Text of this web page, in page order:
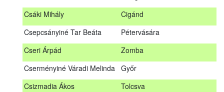
Csáki Mihály
Cigánd
Csepcsányiné Tar Beáta
Pétervására
Cseri Árpád
Zomba
Cserményiné Váradi Melinda Győr
Csizmadia Ákos
Tolcsva
Várdomb
Bodor Botond
Szentgál
Boross László
Bődy Miklós
Bús Ákos
Hőgyész